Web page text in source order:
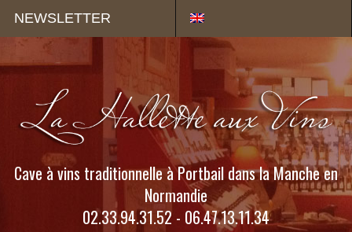
NEWSLETTER
Cave à vins traditionnelle à Portbail dans la Manche en
Normandie
02.33.94.31.52 - 06.47.13.11.34
Panneau de gestion des cookies